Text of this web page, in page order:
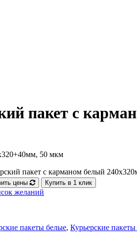
пакет с
50 мкм
пакет с карманом белый
цены Купить в 1 клик
желаний
пакеты белые, Курьерские